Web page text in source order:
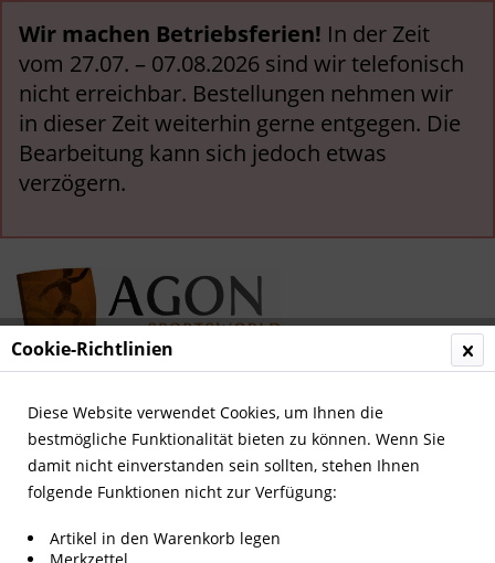
Wir machen Betriebsferien! In der Zeit
vom 27.07. – 07.08.2026 sind wir telefonisch
nicht erreichbar. Bestellungen nehmen wir
in dieser Zeit weiterhin gerne entgegen. Die
Bearbeitung kann sich jedoch etwas
verzögern.
Menü
Übersicht Deutsche Nationalspieler
Cookie-Richtlinien
Diese Website verwendet Cookies, um Ihnen die
bestmögliche Funktionalität bieten zu können. Wenn Sie
damit nicht einverstanden sein sollten, stehen Ihnen
folgende Funktionen nicht zur Verfügung:
Artikel in den Warenkorb legen
Merkzettel